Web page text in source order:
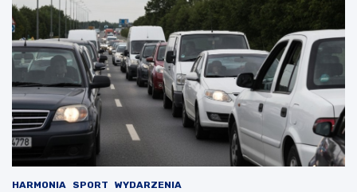
HARMONIA SPORT WYDARZENIA